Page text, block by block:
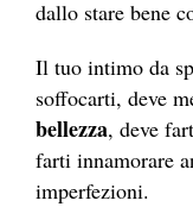
dallo stare bene
Il tuo intimo da
soffocarti, deve
bellezza, deve
farti innamorare
imperfezioni.